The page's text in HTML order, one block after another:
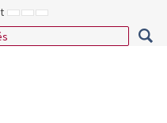
KISEBB
BETŰTÍPUS
ALAPÉRTELMEZETT
BETŰMÉRET
NAGYOBB
BETŰMÉRET